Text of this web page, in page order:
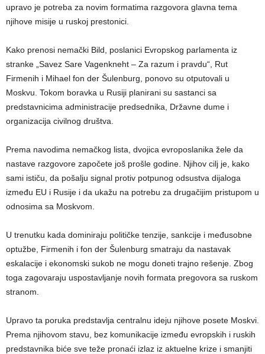
upravo je potreba za novim formatima razgovora glavna tema
njihove misije u ruskoj prestonici.
Kako prenosi nemački Bild, poslanici Evropskog parlamenta iz
stranke „Savez Sare Vagenkneht – Za razum i pravdu“, Rut
Firmenih i Mihael fon der Šulenburg, ponovo su otputovali u
Moskvu. Tokom boravka u Rusiji planirani su sastanci sa
predstavnicima administracije predsednika, Državne dume i
organizacija civilnog društva.
Prema navodima nemačkog lista, dvojica evroposlanika žele da
nastave razgovore započete još prošle godine. Njihov cilj je, kako
sami ističu, da pošalju signal protiv potpunog odsustva dijaloga
između EU i Rusije i da ukažu na potrebu za drugačijim pristupom u
odnosima sa Moskvom.
U trenutku kada dominiraju političke tenzije, sankcije i međusobne
optužbe, Firmenih i fon der Šulenburg smatraju da nastavak
eskalacije i ekonomski sukob ne mogu doneti trajno rešenje. Zbog
toga zagovaraju uspostavljanje novih formata pregovora sa ruskom
stranom.
Upravo ta poruka predstavlja centralnu ideju njihove posete Moskvi.
Prema njihovom stavu, bez komunikacije između evropskih i ruskih
predstavnika biće sve teže pronaći izlaz iz aktuelne krize i smanjiti